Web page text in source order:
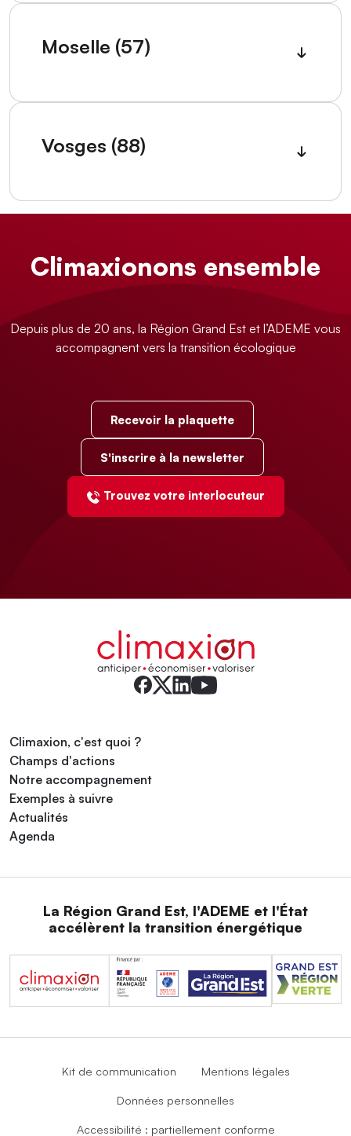
Moselle (57)
Vosges (88)
Climaxionons ensemble
Depuis plus de 20 ans, la Région Grand Est et l’ADEME vous
accompagnent vers la transition écologique
Recevoir la plaquette
S'inscrire à la newsletter
Trouvez votre interlocuteur
Climaxion, c'est quoi ?
Champs d'actions
Notre accompagnement
Exemples à suivre
Actualités
Agenda
La Région Grand Est, l'ADEME et l'État
accélèrent la transition énergétique
Kit de communication Mentions légales
Données personnelles
Accessibilité : partiellement conforme